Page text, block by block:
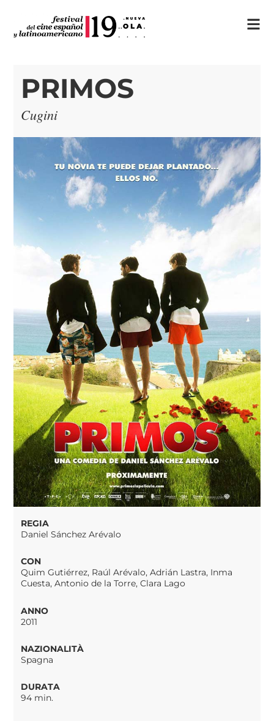
PRIMOS
Cugini
REGIA
Daniel Sánchez Arévalo
CON
Quim Gutiérrez, Raúl Arévalo, Adrián Lastra, Inma
Cuesta, Antonio de la Torre, Clara Lago
ANNO
2011
NAZIONALITÀ
Spagna
DURATA
94 min.